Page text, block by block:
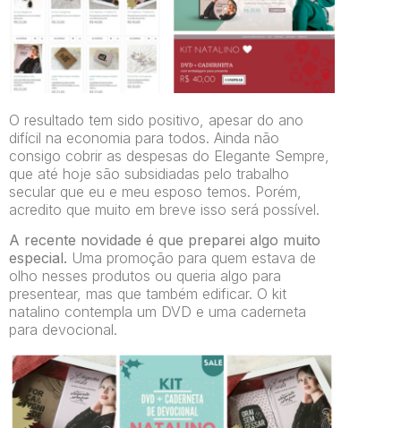
O resultado tem sido positivo, apesar do ano
difícil na economia para todos. Ainda não
consigo cobrir as despesas do Elegante Sempre,
que até hoje são subsidiadas pelo trabalho
secular que eu e meu esposo temos. Porém,
acredito que muito em breve isso será possível.
A recente novidade é que preparei algo muito
especial. Uma promoção para quem estava de
olho nesses produtos ou queria algo para
presentear, mas que também edificar. O kit
natalino contempla um DVD e uma caderneta
para devocional.